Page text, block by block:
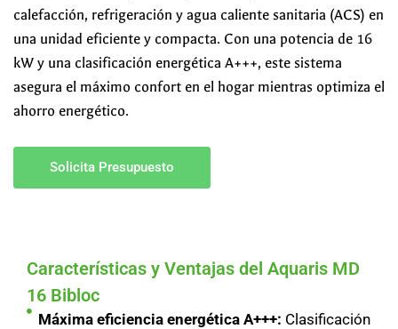
calefacción, refrigeración y agua caliente sanitaria (ACS) en
una unidad eficiente y compacta. Con una potencia de 16
kW y una clasificación energética A+++, este sistema
asegura el máximo confort en el hogar mientras optimiza el
ahorro energético.
Solicita Presupuesto
Características y Ventajas del Aquaris MD
16 Bibloc
Máxima eficiencia energética A+++: Clasificación